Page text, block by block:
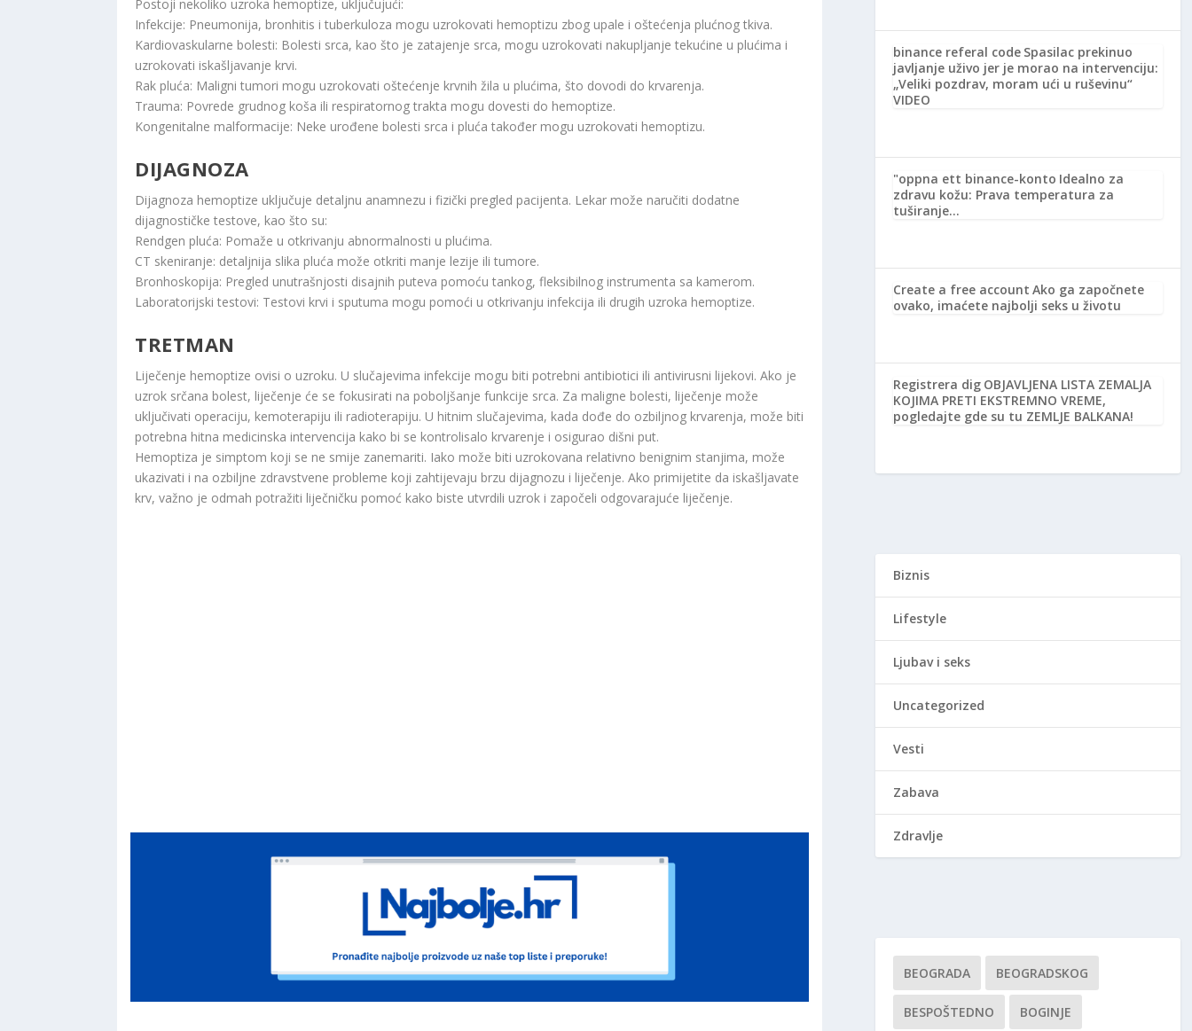
Postoji nekoliko uzroka hemoptize, uključujući:
Infekcije: Pneumonija, bronhitis i tuberkuloza mogu uzrokovati hemoptizu zbog upale i oštećenja plućnog tkiva.
Kardiovaskularne bolesti: Bolesti srca, kao što je zatajenje srca, mogu uzrokovati nakupljanje tekućine u plućima i
uzrokovati iskašljavanje krvi.
Rak pluća: Maligni tumori mogu uzrokovati oštećenje krvnih žila u plućima, što dovodi do krvarenja.
Trauma: Povrede grudnog koša ili respiratornog trakta mogu dovesti do hemoptize.
Kongenitalne malformacije: Neke urođene bolesti srca i pluća također mogu uzrokovati hemoptizu.
DIJAGNOZA
Dijagnoza hemoptize uključuje detaljnu anamnezu i fizički pregled pacijenta. Lekar može naručiti dodatne
dijagnostičke testove, kao što su:
Rendgen pluća: Pomaže u otkrivanju abnormalnosti u plućima.
CT skeniranje: detaljnija slika pluća može otkriti manje lezije ili tumore.
Bronhoskopija: Pregled unutrašnjosti disajnih puteva pomoću tankog, fleksibilnog instrumenta sa kamerom.
Laboratorijski testovi: Testovi krvi i sputuma mogu pomoći u otkrivanju infekcija ili drugih uzroka hemoptize.
TRETMAN
Liječenje hemoptize ovisi o uzroku. U slučajevima infekcije mogu biti potrebni antibiotici ili antivirusni lijekovi. Ako je
uzrok srčana bolest, liječenje će se fokusirati na poboljšanje funkcije srca. Za maligne bolesti, liječenje može
uključivati ​​operaciju, kemoterapiju ili radioterapiju. U hitnim slučajevima, kada dođe do ozbiljnog krvarenja, može biti
potrebna hitna medicinska intervencija kako bi se kontrolisalo krvarenje i osigurao dišni put.
Hemoptiza je simptom koji se ne smije zanemariti. Iako može biti uzrokovana relativno benignim stanjima, može
ukazivati ​​i na ozbiljne zdravstvene probleme koji zahtijevaju brzu dijagnozu i liječenje. Ako primijetite da iskašljavate
krv, važno je odmah potražiti liječničku pomoć kako biste utvrdili uzrok i započeli odgovarajuće liječenje.
binance referal code Spasilac prekinuo
javljanje uživo jer je morao na intervenciju:
„Veliki pozdrav, moram ući u ruševinu“
VIDEO
"oppna ett binance-konto Idealno za
zdravu kožu: Prava temperatura za
tuširanje…
Create a free account Ako ga započnete
ovako, imaćete najbolji seks u životu
Registrera dig OBJAVLJENA LISTA ZEMALJA
KOJIMA PRETI EKSTREMNO VREME,
pogledajte gde su tu ZEMLJE BALKANA!
Biznis
Lifestyle
Ljubav i seks
Uncategorized
Vesti
Zabava
Zdravlje
BEOGRADA BEOGRADSKOG
BESPOŠTEDNO BOGINJE